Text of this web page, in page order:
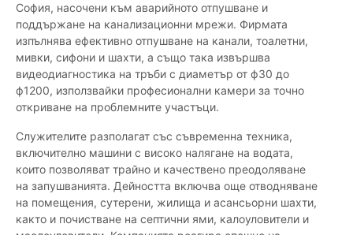
София, насочени към аварийното отпушване и
поддържане на канализационни мрежи. Фирмата
изпълнява ефективно отпушване на канали, тоалетни,
мивки, сифони и шахти, а също така извършва
видеодиагностика на тръби с диаметър от ф30 до
ф1200, използвайки професионални камери за точно
откриване на проблемните участъци.
Служителите разполагат със съвременна техника,
включително машини с високо налягане на водата,
които позволяват трайно и качествено преодоляване
на запушванията. Дейността включва още отводняване
на помещения, сутерени, жилища и асансьорни шахти,
както и почистване на септични ями, калоуловители и